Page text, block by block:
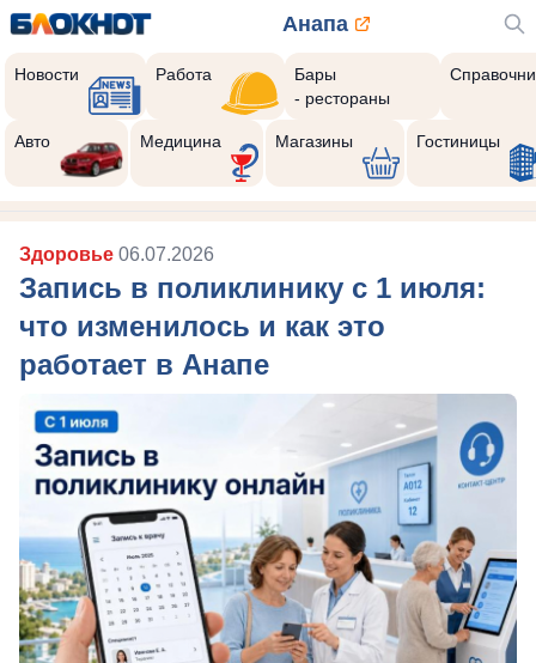
Анапа
Новости Работа
Бары
- рестораны
Авто Медицина Магазины Гостиницы
Здоровье 06.07.2026
Запись в поликлинику с 1 июля:
что изменилось и как это
работает в Анапе